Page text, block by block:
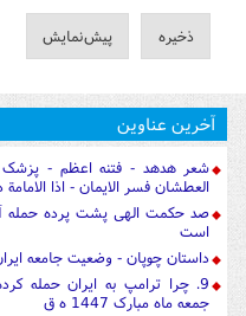
آخرین عناوین
شعر هدهد - فتنه اعظم -
العطشان فسر الایمان - اذا الامامة
صد حکمت الهی پشت پرده حمله
است
داستان چوپان - وضعیت جامعه
جمعه ماه مبارک 1447 ه ق